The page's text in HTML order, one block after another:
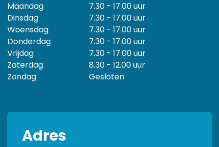
Maandag
7.30 - 17.00 uur
Dinsdag
7.30 - 17.00 uur
Woensdag
7.30 - 17.00 uur
Donderdag
7.30 - 17.00 uur
Vrijdag
7.30 - 17.00 uur
Zaterdag
8.30 - 12.00 uur
Zondag
Gesloten
Adres